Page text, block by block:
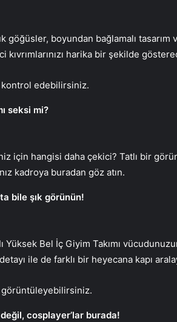
göğüsler, boyundan bağlamalı
kıvrımlarınızı harika bir şekilde
kontrol edebilirsiniz.
seksi mi?
için hangisi daha çekici? Tatlı bir
kadroya buradan göz atın.
bile şık görünün!
Yüksek Bel İç Giyim Takımı
ile de farklı bir heyecana kapı
görüntüleyebilirsiniz.
cosplayer’lar burada!